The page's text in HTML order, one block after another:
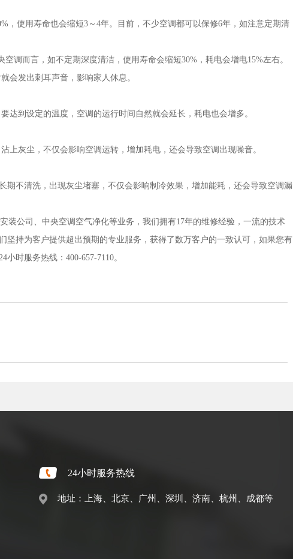
，使用寿命也会缩短3～4年。目前，不少空调都可以保修6年，如注意定期清
调而言，如不定期深度清洁，使用寿命会缩短30%，耗电会增电15%左右。
会发出刺耳声音，影响家人休息。
达到设定的温度，空调的运行时间自然就会延长，耗电也会增多。
上灰尘，不仅会影响空调运转，增加耗电，还会导致空调出现噪音。
期不清洗，出现灰尘堵塞，不仅会影响制冷效果，增加能耗，还会导致空调漏
装公司、中央空调空气净化等业务，我们拥有17年的维修经验，一流的技术
坚持为客户提供超出预期的专业服务，获得了数万客户的一致认可，如果您有
时服务热线：400-657-7110。
24小时服务热线
地址：上海、北京、广州、深圳、济南、杭州、成都等